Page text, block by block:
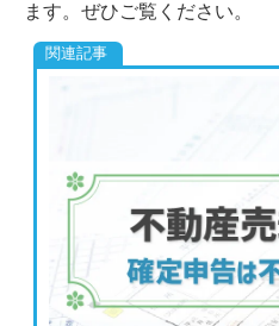
ます。ぜひご覧ください。